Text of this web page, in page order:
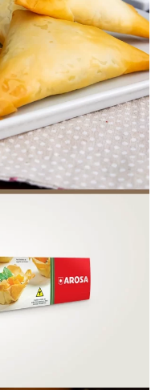
DISTRIBUIDORES E
REPRESENTANTES
AGENDA DE CURSOS
ACESSO PARA PARCEIROS